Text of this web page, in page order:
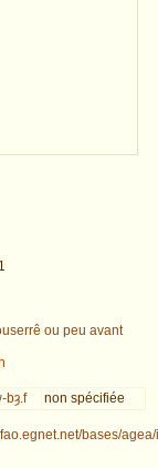
ou peu avant
bȝ.f non spécifiée
bases/